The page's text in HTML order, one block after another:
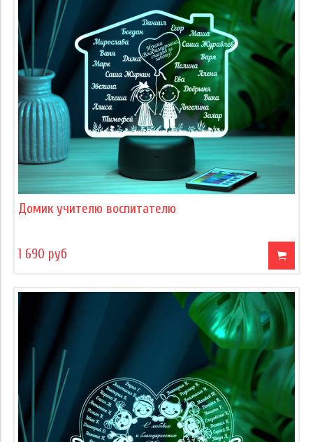
Домик учителю воспитателю
1 690 руб